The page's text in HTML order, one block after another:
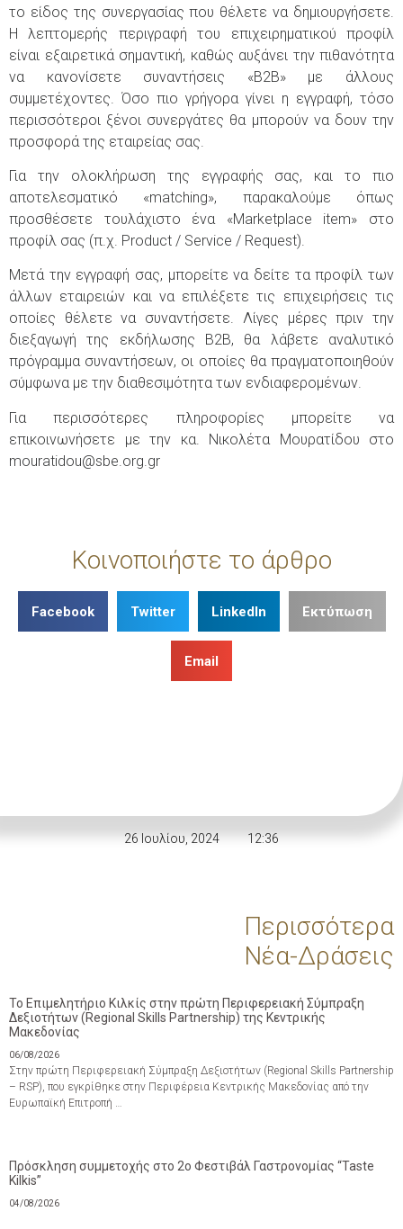
το είδος της συνεργασίας που θέλετε να δημιουργήσετε.
Η λεπτομερής περιγραφή του επιχειρηματικού προφίλ
είναι εξαιρετικά σημαντική, καθώς αυξάνει την πιθανότητα
να κανονίσετε συναντήσεις «B2B» με άλλους
συμμετέχοντες. Όσο πιο γρήγορα γίνει η εγγραφή, τόσο
περισσότεροι ξένοι συνεργάτες θα μπορούν να δουν την
προσφορά της εταιρείας σας.
Για την ολοκλήρωση της εγγραφής σας, και το πιο
αποτελεσματικό «matching», παρακαλούμε όπως
προσθέσετε τουλάχιστο ένα «Marketplace item» στο
προφίλ σας (π.χ. Product / Service / Request).
Μετά την εγγραφή σας, μπορείτε να δείτε τα προφίλ των
άλλων εταιρειών και να επιλέξετε τις επιχειρήσεις τις
οποίες θέλετε να συναντήσετε. Λίγες μέρες πριν την
διεξαγωγή της εκδήλωσης Β2Β, θα λάβετε αναλυτικό
πρόγραμμα συναντήσεων, οι οποίες θα πραγματοποιηθούν
σύμφωνα με την διαθεσιμότητα των ενδιαφερομένων.
Για περισσότερες πληροφορίες μπορείτε να
επικοινωνήσετε με την κα. Νικολέτα Μουρατίδου στο
mouratidou@sbe.org.gr
Κοινοποιήστε το άρθρο
Facebook Twitter LinkedIn Εκτύπωση
Email
26 Ιουλίου, 2024 12:36
Περισσότερα
Νέα-Δράσεις
Το Επιμελητήριο Κιλκίς στην πρώτη Περιφερειακή Σύμπραξη
Δεξιοτήτων (Regional Skills Partnership) της Κεντρικής
Μακεδονίας
06/08/2026
Στην πρώτη Περιφερειακή Σύμπραξη Δεξιοτήτων (Regional Skills Partnership
– RSP), που εγκρίθηκε στην Περιφέρεια Κεντρικής Μακεδονίας από την
Ευρωπαϊκή Επιτροπή …
Πρόσκληση συμμετοχής στο 2ο Φεστιβάλ Γαστρονομίας “Taste
Kilkis”
04/08/2026